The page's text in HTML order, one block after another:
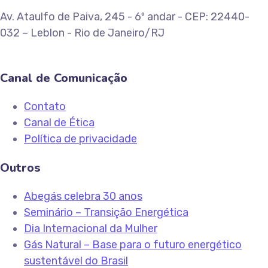
Av. Ataulfo de Paiva, 245 - 6º andar - CEP: 22440-
032 – Leblon - Rio de Janeiro/RJ
Canal de Comunicação
Contato
Canal de Ética
Política de privacidade
Outros
Abegás celebra 30 anos
Seminário – Transição Energética
Dia Internacional da Mulher
Gás Natural – Base para o futuro energético
sustentável do Brasil